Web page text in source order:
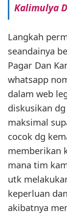
Kalimulya
Langkah
seandainya
Pagar Dan
whatsapp
dalam web
diskusikan
maksimal
cocok dg
memberikan
mana tim
utk
keperluan
akibatnya